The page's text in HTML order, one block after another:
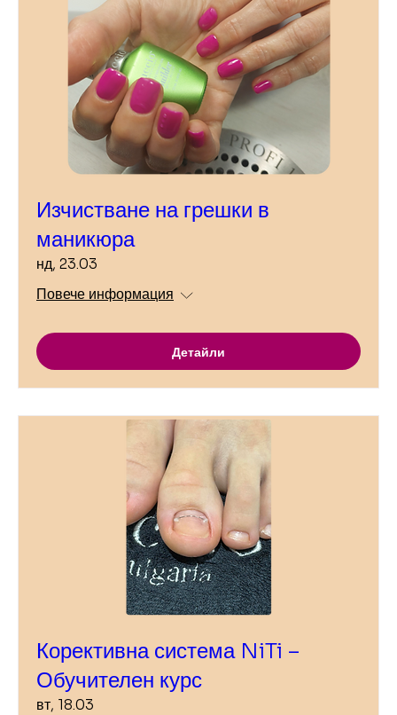
Изчистване на грешки в
маникюра
нд, 23.03
Повече информация
Детайли
Корективна система NiTi –
Обучителен курс
вт, 18.03